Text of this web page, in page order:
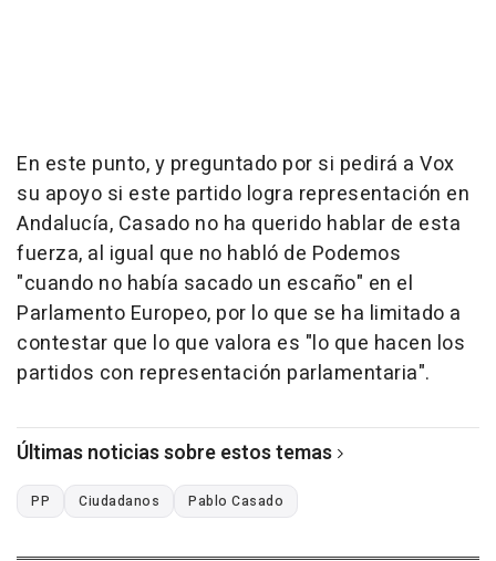
En este punto, y preguntado por si pedirá a Vox
su apoyo si este partido logra representación en
Andalucía, Casado no ha querido hablar de esta
fuerza, al igual que no habló de Podemos
"cuando no había sacado un escaño" en el
Parlamento Europeo, por lo que se ha limitado a
contestar que lo que valora es "lo que hacen los
partidos con representación parlamentaria".
Últimas noticias sobre estos temas
PP Ciudadanos Pablo Casado